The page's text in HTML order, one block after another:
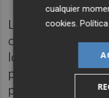
La izquierda
opaca cuya
los medios de
punt y RTVE- y
privados que han
cualquier
cookies.